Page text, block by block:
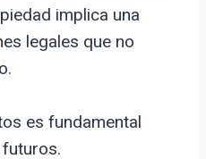
implica una
legales que no
es fundamental